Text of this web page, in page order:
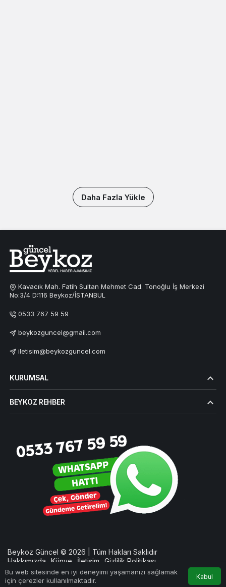
Daha Fazla Yükle
Bu web sitesinde en iyi deneyimi yaşamanızı sağlamak
için çerezler kullanılmaktadır.
Kabul
Kavacık Mah. Fatih Sultan Mehmet Cad. Tonoğlu İş Merkezi
No:3/4 D:116 Beykoz/İSTANBUL
0533 767 59 59
beykozguncel@gmail.com
iletisim@beykozguncel.com
KURUMSAL
BEYKOZ REHBER
Beykoz Güncel © 2026 | Tüm Hakları Saklıdır
Hakkımızda
Künye İletişim Gizlilik Politikası